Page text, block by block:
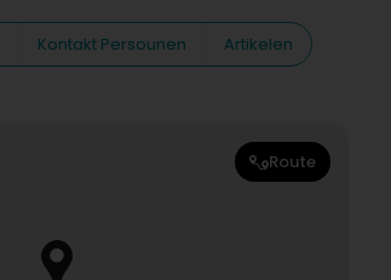
Kontakt Persounen Artikelen
Route